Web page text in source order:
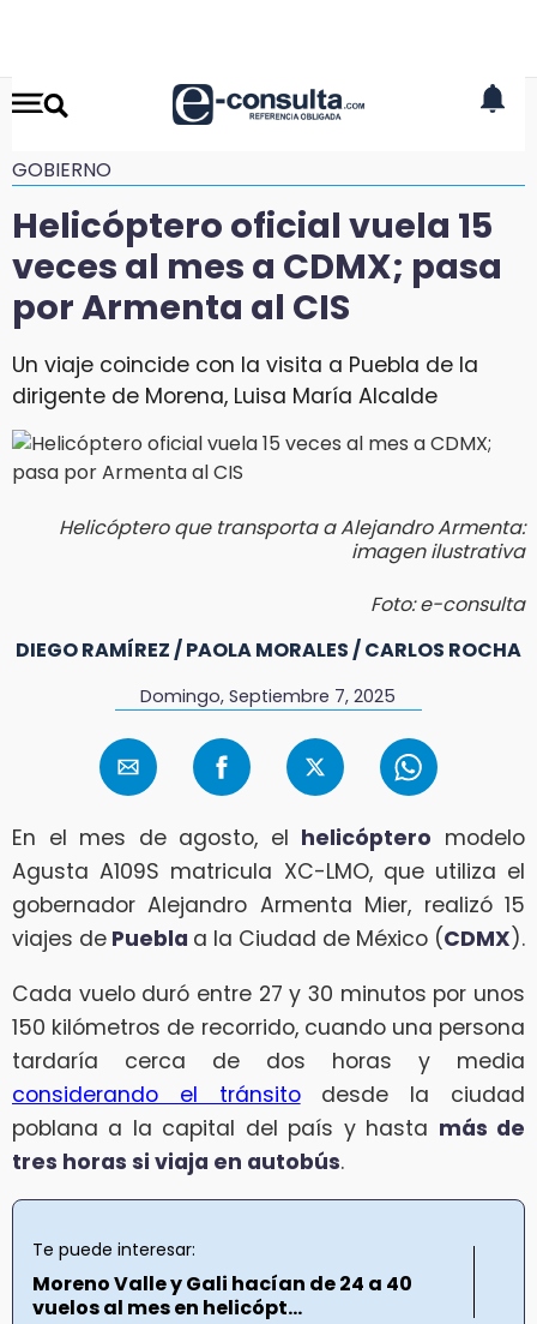
GOBIERNO
Helicóptero oficial vuela 15
veces al mes a CDMX; pasa
por Armenta al CIS
Un viaje coincide con la visita a Puebla de la
dirigente de Morena, Luisa María Alcalde
Helicóptero que transporta a Alejandro Armenta:
imagen ilustrativa
Foto: e-consulta
DIEGO RAMÍREZ / PAOLA MORALES / CARLOS ROCHA
Domingo, Septiembre 7, 2025
En el mes de agosto, el helicóptero modelo
Agusta A109S matricula XC-LMO, que utiliza el
gobernador Alejandro Armenta Mier, realizó 15
viajes de Puebla a la Ciudad de México (CDMX).
Cada vuelo duró entre 27 y 30 minutos por unos
150 kilómetros de recorrido, cuando una persona
tardaría cerca de dos horas y media
considerando el tránsitodesde la ciudad
poblana a la capital del país y hasta más de
tres horas si viaja en autobús.
Te puede interesar:
Moreno Valle y Gali hacían de 24 a 40
vuelos al mes en helicópt...